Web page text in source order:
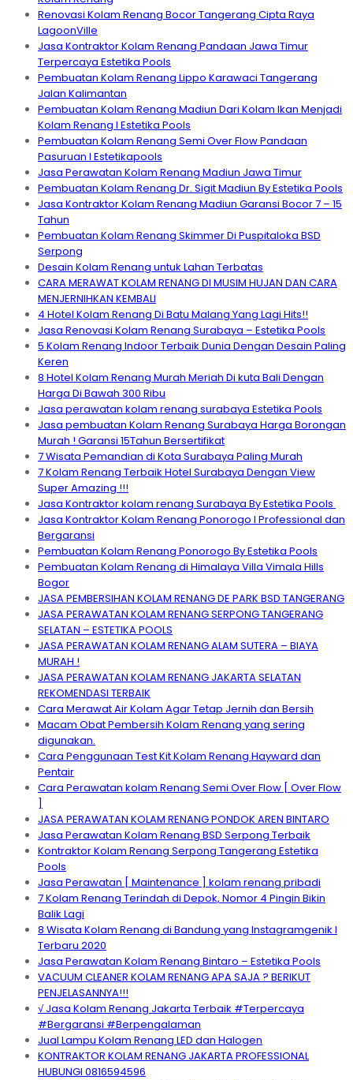
Renovasi Kolam Renang Bocor Tangerang Cipta Raya
LagoonVille
Jasa Kontraktor Kolam Renang Pandaan Jawa Timur
Terpercaya Estetika Pools
Pembuatan Kolam Renang Lippo Karawaci Tangerang
Jalan Kalimantan
Pembuatan Kolam Renang Madiun Dari Kolam Ikan Menjadi
Kolam Renang I Estetika Pools
Pembuatan Kolam Renang Semi Over Flow Pandaan
Pasuruan I Estetikapools
Jasa Perawatan Kolam Renang Madiun Jawa Timur
Pembuatan Kolam Renang Dr. Sigit Madiun By Estetika Pools
Jasa Kontraktor Kolam Renang Madiun Garansi Bocor 7 – 15
Tahun
Pembuatan Kolam Renang Skimmer Di Puspitaloka BSD
Serpong
Desain Kolam Renang untuk Lahan Terbatas
CARA MERAWAT KOLAM RENANG DI MUSIM HUJAN DAN CARA
MENJERNIHKAN KEMBALI
4 Hotel Kolam Renang Di Batu Malang Yang Lagi Hits!!
Jasa Renovasi Kolam Renang Surabaya – Estetika Pools
5 Kolam Renang Indoor Terbaik Dunia Dengan Desain Paling
Keren
8 Hotel Kolam Renang Murah Meriah Di kuta Bali Dengan
Harga Di Bawah 300 Ribu
Jasa perawatan kolam renang surabaya Estetika Pools
Jasa pembuatan Kolam Renang Surabaya Harga Borongan
Murah ! Garansi 15Tahun Bersertifikat
7 Wisata Pemandian di Kota Surabaya Paling Murah
7 Kolam Renang Terbaik Hotel Surabaya Dengan View
Super Amazing !!!
Jasa Kontraktor kolam renang Surabaya By Estetika Pools
Jasa Kontraktor Kolam Renang Ponorogo I Professional dan
Bergaransi
Pembuatan Kolam Renang Ponorogo By Estetika Pools
Pembuatan Kolam Renang di Himalaya Villa Vimala Hills
Bogor
JASA PEMBERSIHAN KOLAM RENANG DE PARK BSD TANGERANG
JASA PERAWATAN KOLAM RENANG SERPONG TANGERANG
SELATAN – ESTETIKA POOLS
JASA PERAWATAN KOLAM RENANG ALAM SUTERA – BIAYA
MURAH !
JASA PERAWATAN KOLAM RENANG JAKARTA SELATAN
REKOMENDASI TERBAIK
Cara Merawat Air Kolam Agar Tetap Jernih dan Bersih
Macam Obat Pembersih Kolam Renang yang sering
digunakan.
Cara Penggunaan Test Kit Kolam Renang Hayward dan
Pentair
Cara Perawatan kolam Renang Semi Over Flow [ Over Flow
]
JASA PERAWATAN KOLAM RENANG PONDOK AREN BINTARO
Jasa Perawatan Kolam Renang BSD Serpong Terbaik
Kontraktor Kolam Renang Serpong Tangerang Estetika
Pools
Jasa Perawatan [ Maintenance ] kolam renang pribadi
7 Kolam Renang Terindah di Depok, Nomor 4 Pingin Bikin
Balik Lagi
8 Wisata Kolam Renang di Bandung yang Instagramgenik I
Terbaru 2020
Jasa Perawatan Kolam Renang Bintaro – Estetika Pools
VACUUM CLEANER KOLAM RENANG APA SAJA ? BERIKUT
PENJELASANNYA!!!
√ Jasa Kolam Renang Jakarta Terbaik #Terpercaya
#Bergaransi #Berpengalaman
Jual Lampu Kolam Renang LED dan Halogen
KONTRAKTOR KOLAM RENANG JAKARTA PROFESSIONAL
HUBUNGI 0816594596